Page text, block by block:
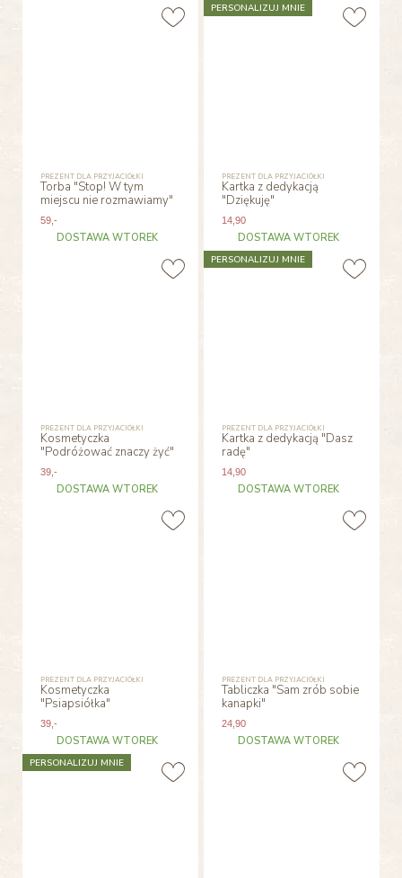
PREZENT DLA PRZYJACIÓŁKI
Torba "Stop! W tym
miejscu nie rozmawiamy"
59,-
DOSTAWA WTOREK
PREZENT DLA PRZYJACIÓŁKI
Kartka z dedykacją
"Dziękuję"
14 ,90
DOSTAWA WTOREK
PERSONALIZUJ MNIE
PREZENT DLA PRZYJACIÓŁKI
Kosmetyczka
"Podróżować znaczy żyć"
39,-
DOSTAWA WTOREK
PREZENT DLA PRZYJACIÓŁKI
Kartka z dedykacją "Dasz
radę"
14 ,90
DOSTAWA WTOREK
PERSONALIZUJ MNIE
PREZENT DLA PRZYJACIÓŁKI
Kosmetyczka
"Psiapsiółka"
39,-
DOSTAWA WTOREK
PREZENT DLA PRZYJACIÓŁKI
Tabliczka "Sam zrób sobie
kanapki"
24 ,90
DOSTAWA WTOREK
PERSONALIZUJ MNIE